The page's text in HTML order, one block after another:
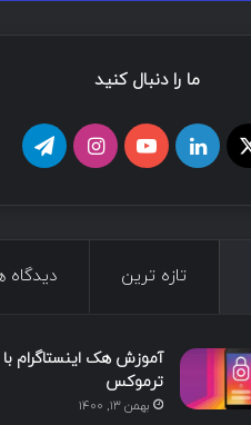
ما را دنبال کنید
تازه ترین دیدگاه
آموزش هک اینستاگرام با
ترموکس
بهمن ۱۳, ۱۴۰۰